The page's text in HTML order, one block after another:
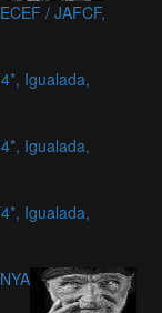
/ JAFCF,
Igualada,
Igualada,
Igualada,